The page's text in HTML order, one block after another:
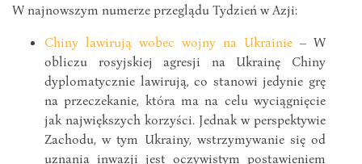
W najnowszym numerze przeglądu Tydzień w Azji:
Chiny lawirują wobec wojny na Ukrainie – W
obliczu rosyjskiej agresji na Ukrainę Chiny
dyplomatycznie lawirują, co stanowi jedynie grę
na przeczekanie, która ma na celu wyciągnięcie
jak największych korzyści. Jednak w perspektywie
Zachodu, w tym Ukrainy, wstrzymywanie się od
uznania inwazji jest oczywistym postawieniem